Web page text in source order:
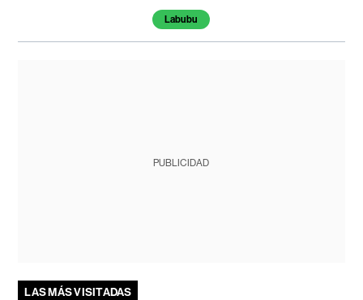
Labubu
PUBLICIDAD
LAS MÁS VISITADAS